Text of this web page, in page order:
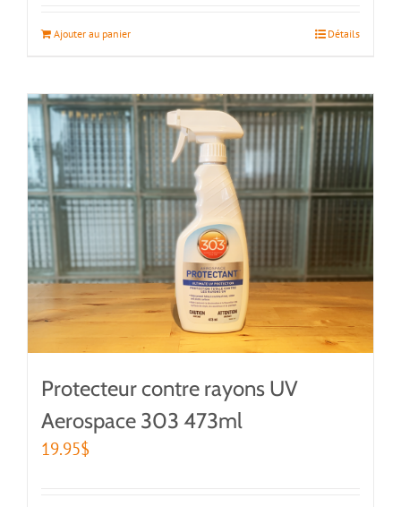
Ajouter au panier Détails
Protecteur contre rayons UV
Aerospace 303 473ml
19.95$